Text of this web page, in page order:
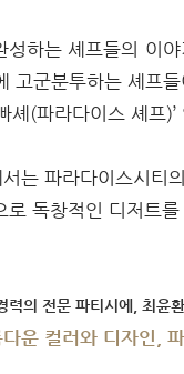
성하는 셰프들의 이
고군분투하는 셰프
셰(파라다이스 셰프)’
는 파라다이스시티
로 독창적인 디저트
의 전문 파티시에, 최윤
운 컬러와 디자인,